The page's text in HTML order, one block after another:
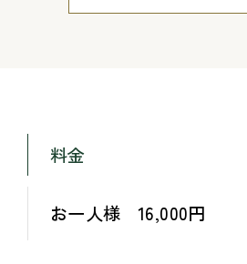
料金
お一人様 16,000円